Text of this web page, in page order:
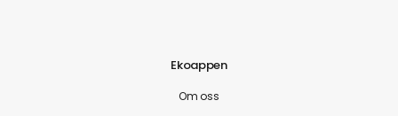
Ekoappen
Om oss